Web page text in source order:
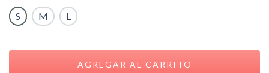
S M L